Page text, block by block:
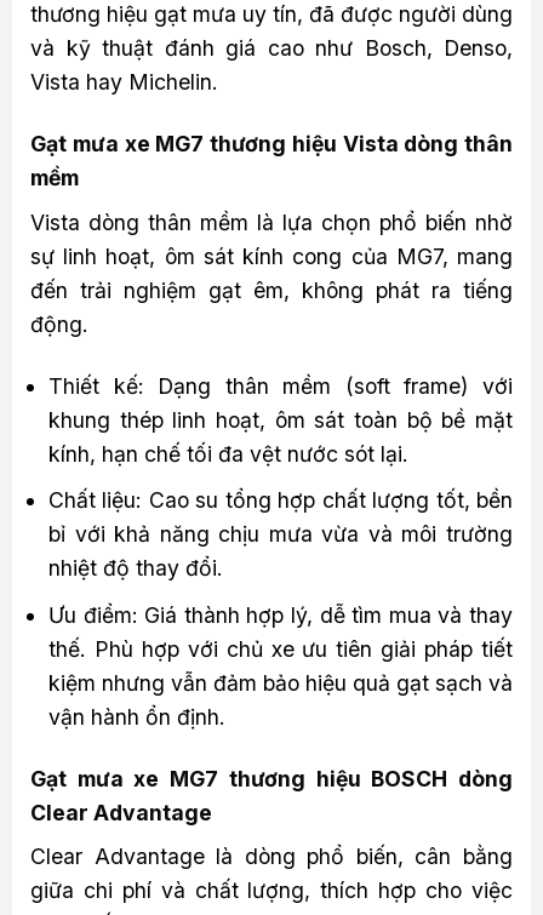
thương hiệu gạt mưa uy tín, đã được người dùng
và kỹ thuật đánh giá cao như Bosch, Denso,
Vista hay Michelin.
Gạt mưa xe MG7 thương hiệu Vista dòng thân
mềm
Vista dòng thân mềm là lựa chọn phổ biến nhờ
sự linh hoạt, ôm sát kính cong của MG7, mang
đến trải nghiệm gạt êm, không phát ra tiếng
động.
Thiết kế: Dạng thân mềm (soft frame) với
khung thép linh hoạt, ôm sát toàn bộ bề mặt
kính, hạn chế tối đa vệt nước sót lại.
Chất liệu: Cao su tổng hợp chất lượng tốt, bền
bỉ với khả năng chịu mưa vừa và môi trường
nhiệt độ thay đổi.
Ưu điểm: Giá thành hợp lý, dễ tìm mua và thay
thế. Phù hợp với chủ xe ưu tiên giải pháp tiết
kiệm nhưng vẫn đảm bảo hiệu quả gạt sạch và
vận hành ổn định.
Gạt mưa xe MG7 thương hiệu BOSCH dòng
Clear Advantage
Clear Advantage là dòng phổ biến, cân bằng
giữa chi phí và chất lượng, thích hợp cho việc